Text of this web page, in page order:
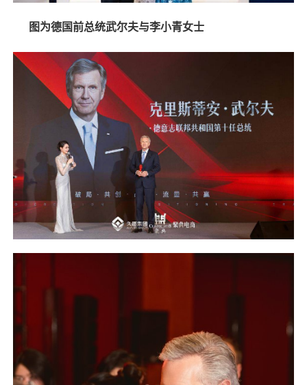
图为德国前总统武尔夫与李小青女士